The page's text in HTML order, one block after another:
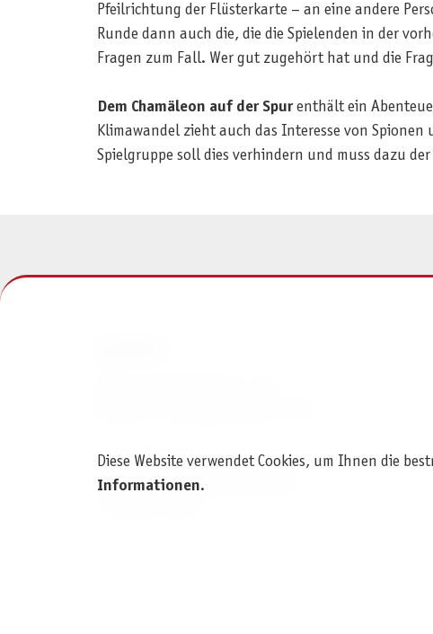
Pfeilrichtung der Flüsterkarte – an eine andere
Runde dann auch die, die die Spielenden in der
Fragen zum Fall. Wer gut zugehört hat und die
Dem Chamäleon auf der Spurenthält ein
Klimawandel zieht auch das Interesse von
Spielgruppe soll dies verhindern und muss dazu
Am Straßbach 3
61169 Friedberg (Deutschland)
Diese Website verwendet Cookies, um Ihnen die
Informationen.